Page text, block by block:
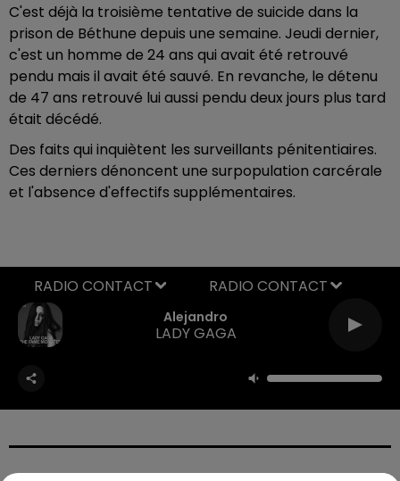
C'est déjà la troisième tentative de suicide dans la
prison de Béthune depuis une semaine. Jeudi dernier,
c'est un homme de 24 ans qui avait été retrouvé
pendu mais il avait été sauvé. En revanche, le détenu
de 47 ans retrouvé lui aussi pendu deux jours plus tard
était décédé.
Des faits qui inquiètent les surveillants pénitentiaires.
Ces derniers dénoncent une surpopulation carcérale
et l'absence d'effectifs supplémentaires.
Alejandro
LADY GAGA
RADIO CONTACT